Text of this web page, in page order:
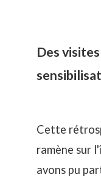
Des
Cette
ramène sur
avons pu